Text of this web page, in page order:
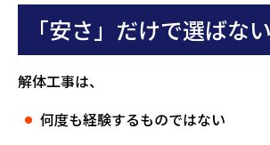
「安さ」だけで選ばな
解体工事は、
何度も経験するものではない